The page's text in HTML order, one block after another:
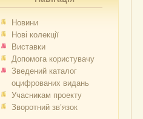
Новини
Нові колекції
Виставки
Допомога користувачу
Зведений каталог
оцифрованих видань
Учасникам проекту
Зворотний зв’язок